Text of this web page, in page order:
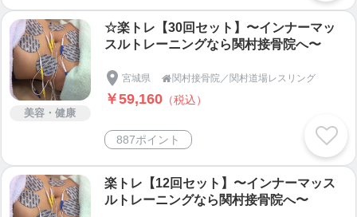
美容・健康
☆楽トレ【30回セット】〜インナーマッ
スルトレーニングなら関村接骨院へ〜
宮城県 関村接骨院／関村道場レスリング
￥59,160 （税込）
887ポイント
楽トレ【12回セット】〜インナーマッス
ルトレーニングなら関村接骨院へ〜